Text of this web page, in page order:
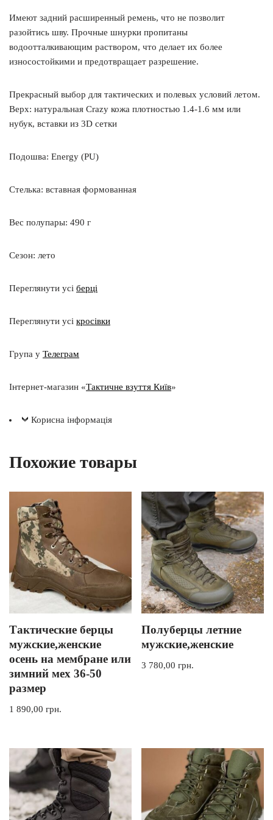
Имеют задний расширенный ремень, что не позволит
разойтись шву. Прочные шнурки пропитаны
водоотталкивающим раствором, что делает их более
износостойкими и предотвращает разрешение.
Прекрасный выбор для тактических и полевых условий летом.
Верх: натуральная Crazy кожа плотностью 1.4-1.6 мм или
нубук, вставки из 3D сетки
Подошва: Energy (PU)
Стелька: вставная формованная
Вес полупары: 490 г
Сезон: лето
Переглянути усі берці
Переглянути усі кросівки
Група у Телеграм
Інтернет-магазин «Тактичне взуття Київ»
Корисна інформація
Похожие товары
Тактические берцы
мужские,женские
осень на мембране или
зимний мех 36-50
размер
1 890,00 грн.
Полуберцы летние
мужские,женские
3 780,00грн.